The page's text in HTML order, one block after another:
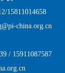
15811014658
china.org.cn
/ 15911087587